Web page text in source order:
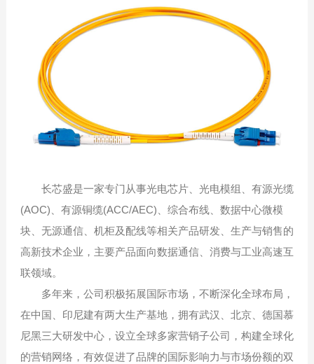
长芯盛是一家专门从事光电芯片、光电模组、有源光缆
(AOC)、有源铜缆(ACC/AEC)、综合布线、数据中心微模
块、无源通信、机柜及配线等相关产品研发、生产与销售的
高新技术企业，主要产品面向数据通信、消费与工业高速互
联领域。
多年来，公司积极拓展国际市场，不断深化全球布局，
在中国、印尼建有两大生产基地，拥有武汉、北京、德国慕
尼黑三大研发中心，设立全球多家营销子公司，构建全球化
的营销网络，有效促进了品牌的国际影响力与市场份额的双